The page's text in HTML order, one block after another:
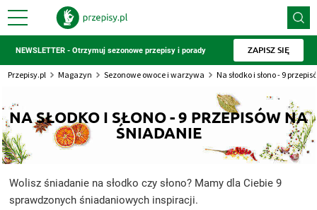
NEWSLETTER - Otrzymuj sezonowe przepisy i porady ZAPISZ SIĘ
Przepisy.pl Magazyn Sezonowe owoce i warzywa Na słodko i słono - 9
NA SŁODKO I SŁONO - 9 PRZEPISÓW NA
ŚNIADANIE
Wolisz śniadanie na słodko czy słono? Mamy dla Ciebie 9
sprawdzonych śniadaniowych inspiracji.